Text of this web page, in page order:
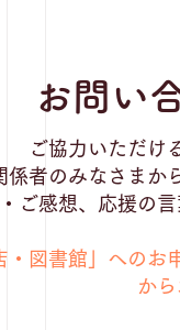
お問い
ご協力いただけ
係者のみなさまか
ご感想、応援の
図書館」へのお
から